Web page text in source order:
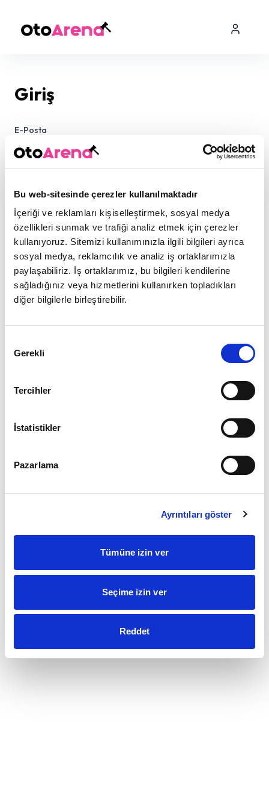
Bu web-sitesinde çerezler kullanılmaktadır
İçeriği ve reklamları kişiselleştirmek, sosyal medya
özellikleri sunmak ve trafiği analiz etmek için çerezler
kullanıyoruz. Sitemizi kullanımınızla ilgili bilgileri ayrıca
sosyal medya, reklamcılık ve analiz iş ortaklarımızla
paylaşabiliriz. İş ortaklarımız, bu bilgileri kendilerine
sağladığınız veya hizmetlerini kullanırken topladıkları
diğer bilgilerle birleştirebilir.
Seçimi
Gerekli
Tercihler
İstatistikler
Pazarlama
Ayrıntıları göster
Tümüne izin ver
Seçime izin ver
Reddet
Giriş
E-Posta
Şifrenizi mi unuttunuz ?